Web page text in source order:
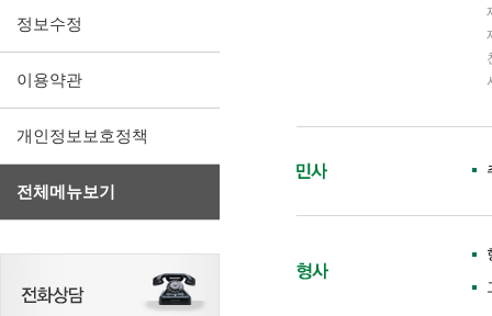
정보수정
이용약관
개인정보보호정책
전체메뉴보기